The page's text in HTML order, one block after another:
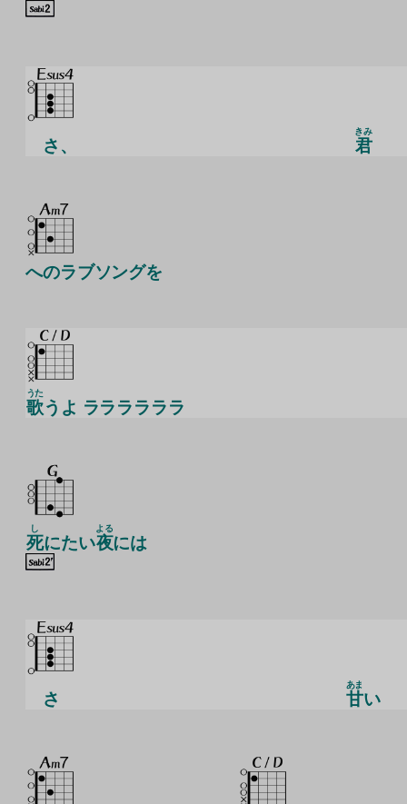
さ、 君
きみ
へのラブソングを
歌
うた
うよ ララララララ
死
し
にたい夜
よる
には
さ 甘
あま
い